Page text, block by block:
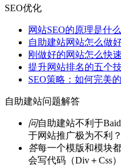
SEO优化
网站SEO的原理是什
自助建站网站怎么做
刚做好的网站怎么快
提升网站排名的五个
SEO策略：如何完美
自助建站问题解答
问自助建站不利于
于网站推广极为不利？
答每一个模版和模块
会写代码（Div＋Css